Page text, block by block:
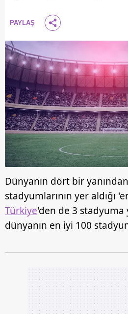
PAYLAŞ
Dünyanın dört bir
stadyumlarının yer aldığı
Türkiye'den de 3
dünyanın en iyi 100